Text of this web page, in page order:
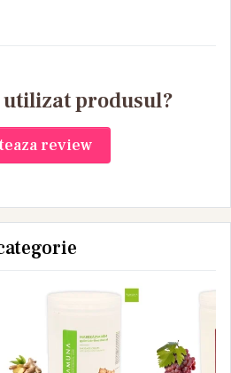
utilizat produsul?
review